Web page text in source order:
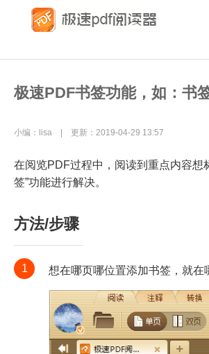
极速PDF书签功能，如：书
小编：lisa | 更新：2019-04-29 13:57
在阅览PDF过程中，阅读到重点内容想
签”功能进行解决。
方法/步骤
1 想在哪页哪位置添加书签，就在